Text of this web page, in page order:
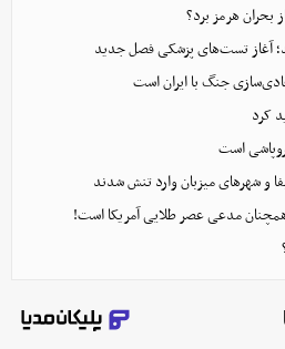
بحران هرمز برد؟
آغاز تست‌های پزشکی فصل جدید
جنگ با ایران است
کرد
است
همچنان مدعی عصر طلایی آمریکا است!